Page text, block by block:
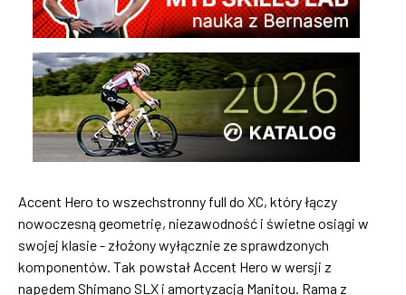
Accent Hero to wszechstronny full do XC, który łączy
nowoczesną geometrię, niezawodność i świetne osiągi w
swojej klasie - złożony wyłącznie ze sprawdzonych
komponentów. Tak powstał Accent Hero w wersji z
napędem Shimano SLX i amortyzacją Manitou. Rama z